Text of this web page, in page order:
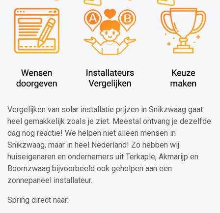
Vergelijken van solar installatie prijzen in Snikzwaag gaat
heel gemakkelijk zoals je ziet. Meestal ontvang je dezelfde
dag nog reactie! We helpen niet alleen mensen in
Snikzwaag, maar in heel Nederland! Zo hebben wij
huiseigenaren en ondernemers uit Terkaple, Akmarijp en
Boornzwaag bijvoorbeeld ook geholpen aan een
zonnepaneel installateur.
Spring direct naar: